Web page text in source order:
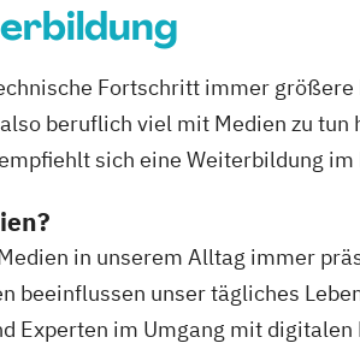
Fortschritt immer
beruflich viel mit Medien zu
sich eine Weiterbildung
in unserem Alltag immer
beeinflussen unser tägliches
Experten im Umgang mit